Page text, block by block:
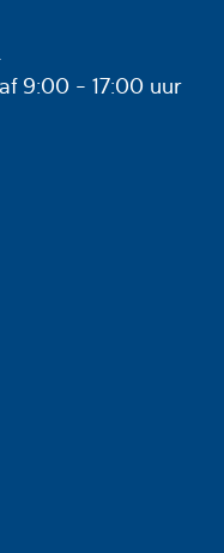
vanaf 9:00 - 17:00 uur